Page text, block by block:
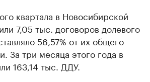
квартала в Новосибирской
7,05 тыс. договоров долевого
56,57% от их общего
За три месяца этого года в
163,14 тыс. ДДУ.